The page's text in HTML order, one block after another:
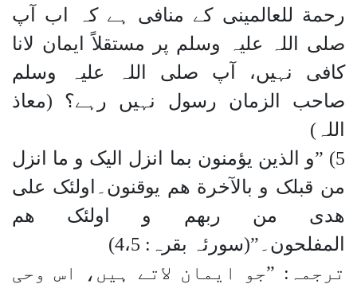
رحمة للعالمینی کے منافی ہے کہ اب آپ
صلی اللہ علیہ وسلم پر مستقلاً ایمان لانا
کافی نہیں، آپ صلی اللہ علیہ وسلم
صاحب الزمان رسول نہیں رہے؟ (معاذ
اللہ)
5) ”و الذین یؤمنون بما انزل الیک و ما انزل
من قبلک و بالآخرة ھم یوقنون۔اولئک علی
ھدی من ربھم و اولئک ھم
المفلحون۔”(سورئہ بقرہ: 4،5)
ترجمہ: ”جو ایمان لاتے ہیں، اس وحی